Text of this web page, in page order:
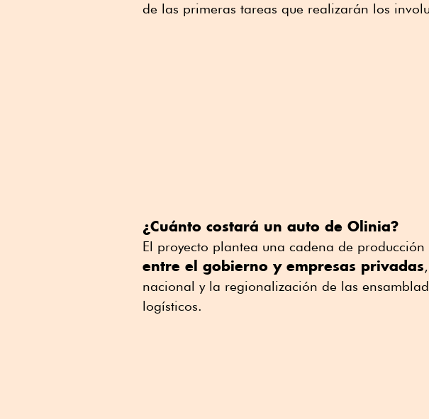
de las primeras tareas que realizarán los
¿Cuánto costará un auto de Olinia?
El proyecto plantea una cadena de
entre el gobierno y empresas privadas
nacional y la regionalización de las
logísticos.